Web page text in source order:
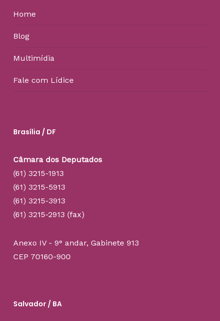
Home
Blog
Multimídia
Fale com Lídice
Brasília / DF
Câmara dos Deputados
(61) 3215-1913
(61) 3215-5913
(61) 3215-3913
(61) 3215-2913 (fax)
Anexo IV - 9° andar, Gabinete 913
CEP 70160-900
Salvador / BA